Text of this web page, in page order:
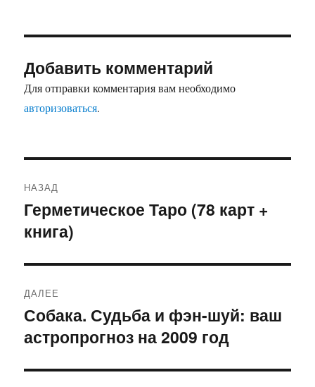
Добавить комментарий
Для отправки комментария вам необходимо
авторизоваться.
по
записям
НАЗАД
Предыдущая
запись:
Герметическое Таро (78 карт +
книга)
ДАЛЕЕ
Следующая
запись:
Собака. Судьба и фэн-шуй: ваш
астропрогноз на 2009 год